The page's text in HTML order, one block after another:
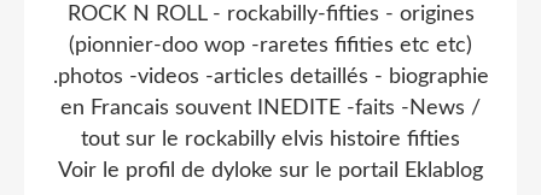
ROCK N ROLL - rockabilly-fifties - origines
(pionnier-doo wop -raretes fifities etc etc)
.photos -videos -articles detaillés - biographie
en Francais souvent INEDITE -faits -News /
tout sur le rockabilly elvis histoire fifties
Voir le profil de dyloke sur le portail Eklablog